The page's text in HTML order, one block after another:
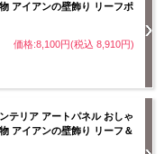
アイアンの壁飾り リーフポ
価格:8,100円(税込 8,910円)
テリア アートパネル おしゃ
アイアンの壁飾り リーフ＆